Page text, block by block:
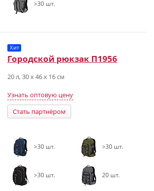
>30 шт.
Хит
Городской рюкзак П1956
20 л, 30 х 46 х 16 см
Узнать оптовую цену
Стать партнёром
>30 шт. >30 шт.
>30 шт. 20 шт.